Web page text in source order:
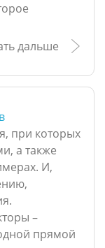
дальше
при которых
а также
И,
–
прямой